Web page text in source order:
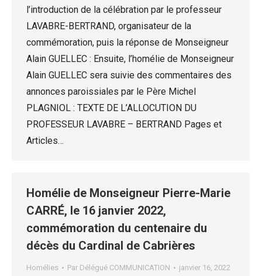
l’introduction de la célébration par le professeur
LAVABRE-BERTRAND, organisateur de la
commémoration, puis la réponse de Monseigneur
Alain GUELLEC : Ensuite, l’homélie de Monseigneur
Alain GUELLEC sera suivie des commentaires des
annonces paroissiales par le Père Michel
PLAGNIOL : TEXTE DE L’ALLOCUTION DU
PROFESSEUR LAVABRE – BERTRAND Pages et
Articles…
Homélie de Monseigneur Pierre-Marie
CARRÉ, le 16 janvier 2022,
commémoration du centenaire du
décès du Cardinal de Cabrières
Homélies Par Délégué COMMUNICATION janvier 16, 2022